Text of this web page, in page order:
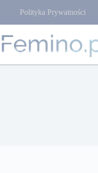
Polityka Prywatności